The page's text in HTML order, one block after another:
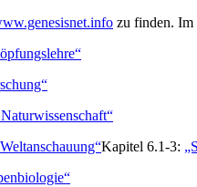
zu finden. Im
Kapitel 6.1-3: